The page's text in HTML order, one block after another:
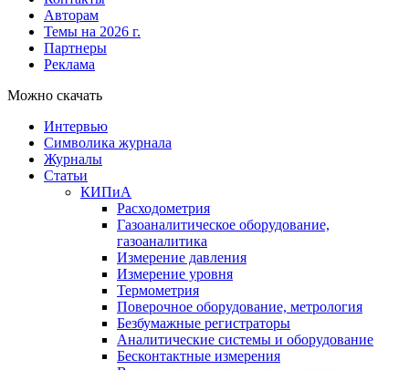
Авторам
Темы на 2026 г.
Партнеры
Реклама
Можно скачать
Интервью
Символика журнала
Журналы
Статьи
КИПиА
Расходометрия
Газоаналитическое оборудование,
газоаналитика
Измерение давления
Измерение уровня
Термометрия
Поверочное оборудование, метрология
Безбумажные регистраторы
Аналитические системы и оборудование
Бесконтактные измерения